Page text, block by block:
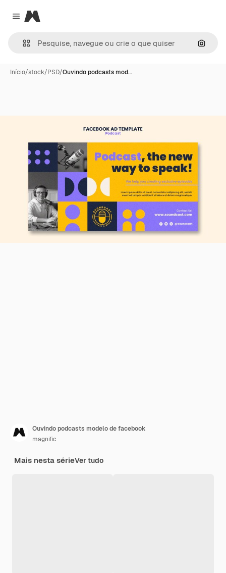
Close menu
Magnific
Início/stock/PSD/Ouvindo podcasts mod…
Ouvindo podcasts modelo de facebook
magnific
Mais nesta sérieVer tudo